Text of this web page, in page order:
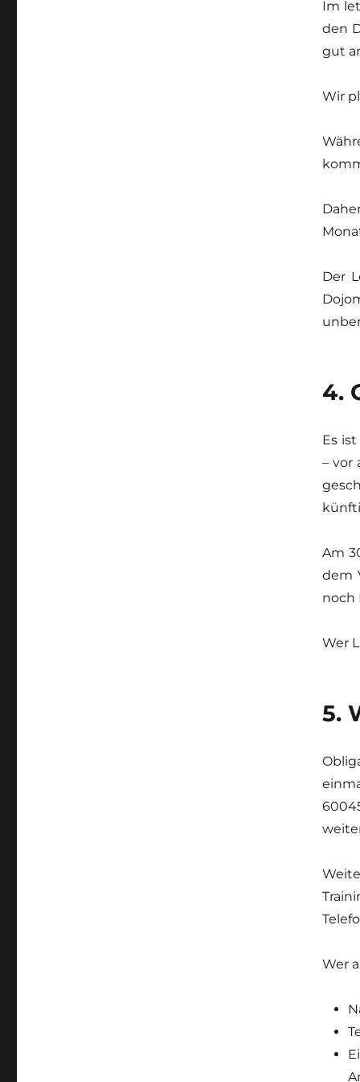
Im
den
gut
Wir
Der
4.
Es
– vor
Am
dem
noch
Wer
5.
Wer